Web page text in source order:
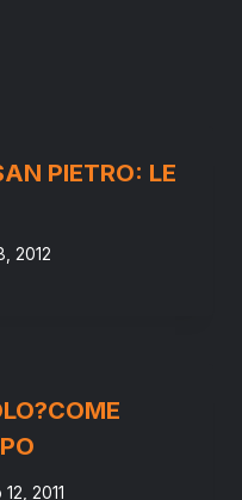
PIETRO: LE
2012
2011